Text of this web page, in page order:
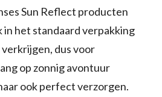
Sun Reflect producten
in het standaard verpakking
dus voor
op zonnig avontuur
ook perfect verzorgen.